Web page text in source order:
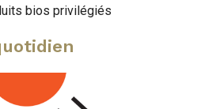
bios privilégiés